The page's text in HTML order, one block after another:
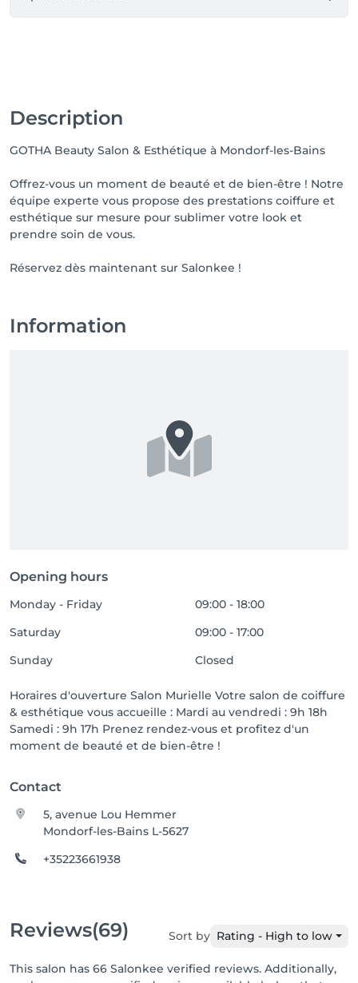
Description
GOTHA Beauty Salon & Esthétique à Mondorf-les-Bains
Offrez-vous un moment de beauté et de bien-être ! Notre
équipe experte vous propose des prestations coiffure et
esthétique sur mesure pour sublimer votre look et
prendre soin de vous.
Réservez dès maintenant sur Salonkee !
Information
Opening hours
Monday - Friday
09:00 - 18:00
Saturday
09:00 - 17:00
Sunday
Closed
Horaires d'ouverture Salon Murielle Votre salon de coiffure
& esthétique vous accueille : Mardi au vendredi : 9h 18h
Samedi : 9h 17h Prenez rendez-vous et profitez d'un
moment de beauté et de bien-être !
Contact
5, avenue Lou Hemmer
Mondorf-les-Bains L-5627
+35223661938
Reviews(69) Sort by Rating - High to low
This salon has 66 Salonkee verified reviews. Additionally,